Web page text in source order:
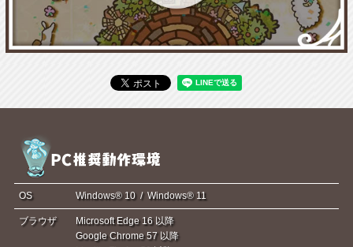
OS Windows® 10 / Windows® 11
ブラウザ
Microsoft Edge 16 以降
Google Chrome 57 以降